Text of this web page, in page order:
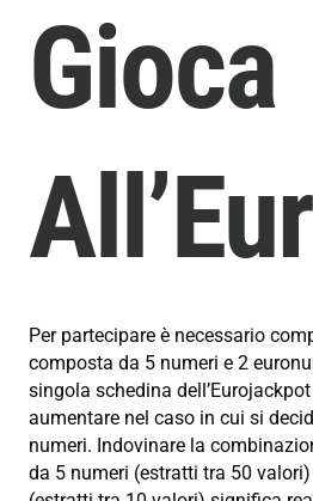
Gioca
Per partecipare è necessario
composta da 5 numeri e 2
singola schedina
aumentare nel caso in cui si
numeri. Indovinare la
da 5 numeri (estratti tra 50